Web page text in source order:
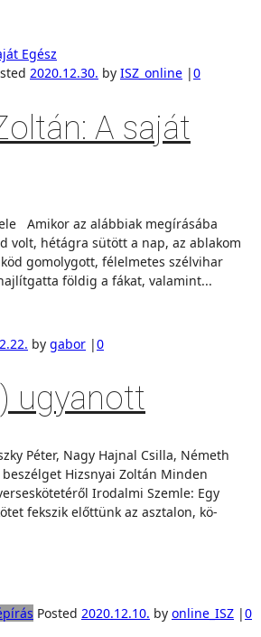
2020.12.30. by ISZ_online |0
A saját
Amikor az alábbiak megírásába
volt, hétágra sütött a nap, az ablakom
gomolygott, félelmetes szélvihar
földig a fákat, valamint...
by gabor |0
ugyanott
Péter, Nagy Hajnal Csilla, Németh
Hizsnyai Zoltán Minden
Irodalmi Szemle: Egy
fekszik előttünk az asztalon, kö-
Posted 2020.12.10. by online_ISZ |0